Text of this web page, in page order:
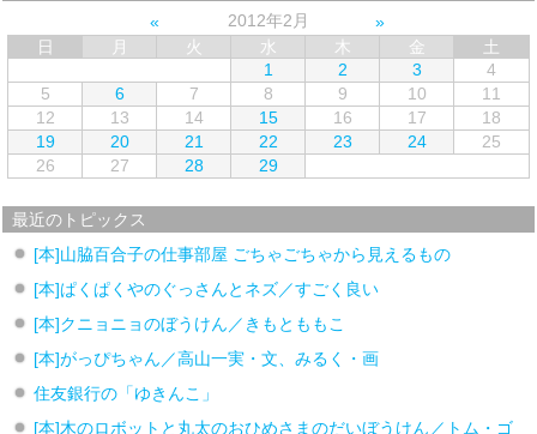
2012年2月
日
月 火 水 木 金
土
1
2 3
4
5
6 7 8 9 10
11
12
13 14 15 16 17
18
19
20 21 22 23 24
25
26
27 28 29
最近のトピックス
[本]山脇百合子の仕事部屋 ごちゃごちゃから見えるもの
[本]ぱくぱくやのぐっさんとネズ／すごく良い
[本]クニョニョのぼうけん／きもとももこ
[本]がっぴちゃん／高山一実・文、みるく・画
住友銀行の「ゆきんこ」
[本]木のロボットと丸太のおひめさまのだいぼうけん／トム・ゴ